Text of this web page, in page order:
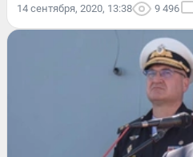
14 сентября, 2020, 13:38 9 496